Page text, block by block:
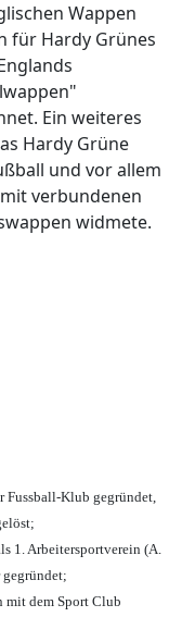
Wappen
für Hardy Grünes
Ein weiteres
Hardy Grüne
und vor allem
verbundenen
widmete.
Fussball-Klub gegründet,
1. Arbeitersportverein (A.
gegründet;
mit dem Sport Club